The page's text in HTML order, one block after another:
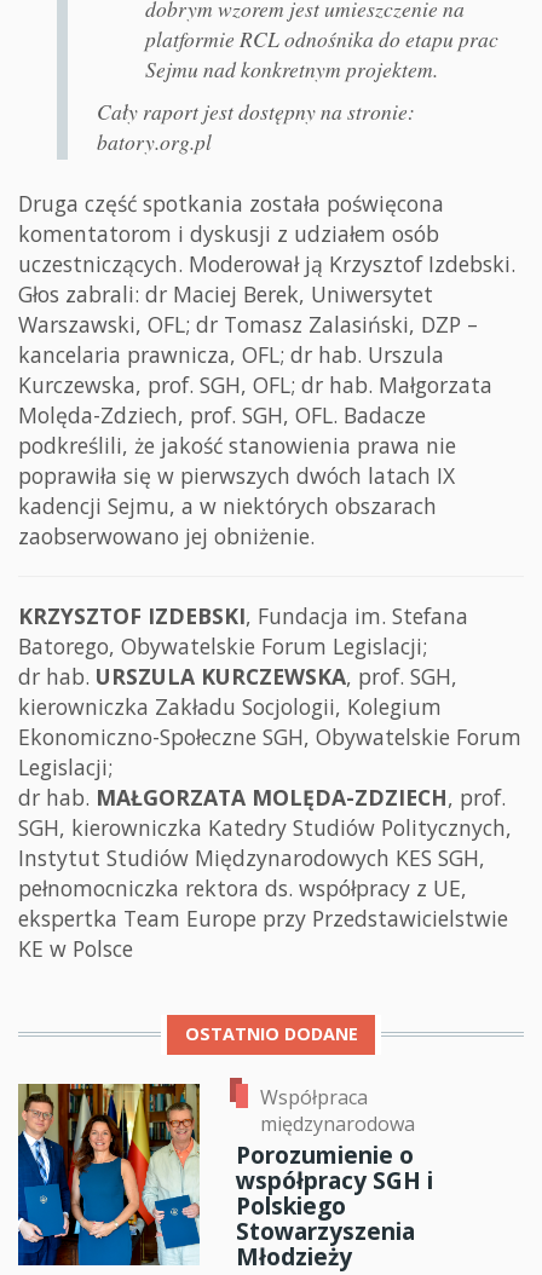
dobrym wzorem jest umieszczenie na
platformie RCL odnośnika do etapu prac
Sejmu nad konkretnym projektem.
Cały raport jest dostępny na stronie:
batory.org.pl
Druga część spotkania została poświęcona
komentatorom i dyskusji z udziałem osób
uczestniczących. Moderował ją Krzysztof Izdebski.
Głos zabrali: dr Maciej Berek, Uniwersytet
Warszawski, OFL; dr Tomasz Zalasiński, DZP –
kancelaria prawnicza, OFL; dr hab. Urszula
Kurczewska, prof. SGH, OFL; dr hab. Małgorzata
Molęda-Zdziech, prof. SGH, OFL. Badacze
podkreślili, że jakość stanowienia prawa nie
poprawiła się w pierwszych dwóch latach IX
kadencji Sejmu, a w niektórych obszarach
zaobserwowano jej obniżenie.
KRZYSZTOF IZDEBSKI, Fundacja im. Stefana
Batorego, Obywatelskie Forum Legislacji;
dr hab. URSZULA KURCZEWSKA, prof. SGH,
kierowniczka Zakładu Socjologii, Kolegium
Ekonomiczno-Społeczne SGH, Obywatelskie Forum
Legislacji;
dr hab. MAŁGORZATA MOLĘDA-ZDZIECH, prof.
SGH, kierowniczka Katedry Studiów Politycznych,
Instytut Studiów Międzynarodowych KES SGH,
pełnomocniczka rektora ds. współpracy z UE,
ekspertka Team Europe przy Przedstawicielstwie
KE w Polsce
OSTATNIO DODANE
Współpraca
międzynarodowa
Porozumienie o
współpracy SGH i
Polskiego
Stowarzyszenia
Młodzieży